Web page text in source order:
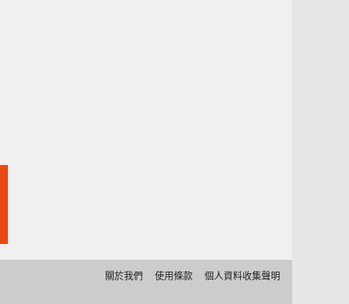
關於我們 使用條款 個人資料收集聲明